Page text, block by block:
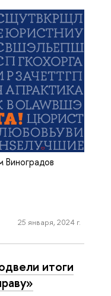
Виноградов
25 января, 2024 г.
итоги